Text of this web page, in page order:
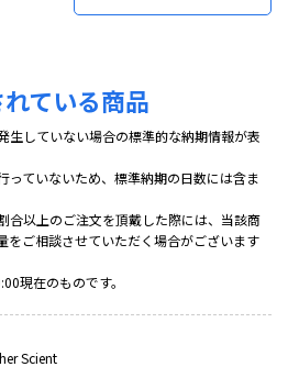
ている商品
していない場合の標準的な納期情報が表
ていないため、標準納期の日数には含ま
以上のご注文を頂戴した際には、当該商
をご相談させていただく場合がございます
現在のものです。
Scient